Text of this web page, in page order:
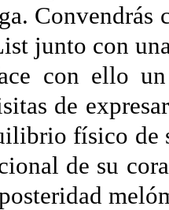
junto con
con ello
de
físico de
de su